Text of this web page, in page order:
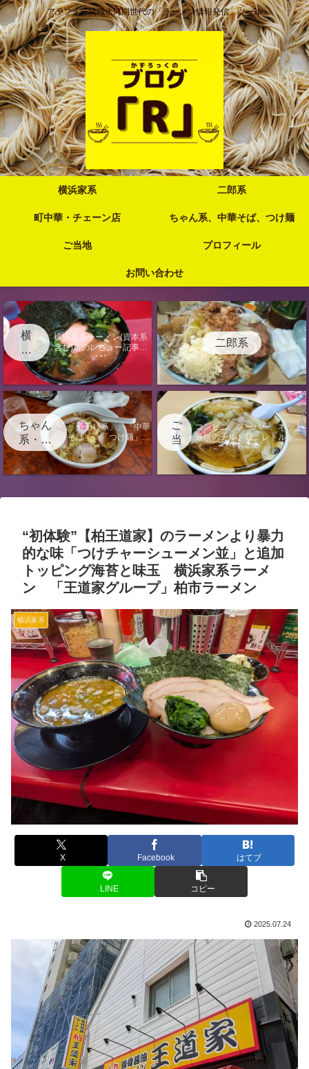
アラフォー就職氷河期世代の「ラーメン情報発信」ツール
横浜家系 二郎系
町中華・チェーン店 ちゃん系、中華そば、つけ麺
ご当地 プロフィール
お問い合わせ
横
浜
家
横浜家系ラーメン(資本系
含む)店のレビュー記事に
なります。
二郎系
ちゃん
系・中
華そ
ば・つ
「煮干し系」、「中華
そば」、「つけ麺」、
「汁なし」の店のレビ
ュー記事になります。
ご
当
地
コンビニ、スーパー、ネット
通販のチルド麺、レトルト、
袋麺のレビュー記事またはラ
ーメンに関する電子書籍出版
情報のページになります。
“初体験”【柏王道家】のラーメンより暴力
的な味「つけチャーシューメン並」と追加
トッピング海苔と味玉 横浜家系ラーメ
ン 「王道家グループ」柏市ラーメン
横浜家系
X Facebook はてブ
LINE コピー
2025.07.24